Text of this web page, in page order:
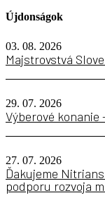
Újdonságok
03. 08. 2026
Majstrovstvá
29. 07. 2026
Výberové
27. 07. 2026
Ďakujeme
podporu rozvoja